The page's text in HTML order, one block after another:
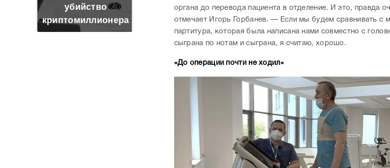
убийство
криптомиллионера
органа до перевода пациента в отделение. И это, правда
отмечает Игорь Горбанев. — Если мы будем сравнивать с
партитура, которая была написана нами совместно с
сыграна по нотам и сыграна, я считаю, хорошо.
«До операции почти не ходил»